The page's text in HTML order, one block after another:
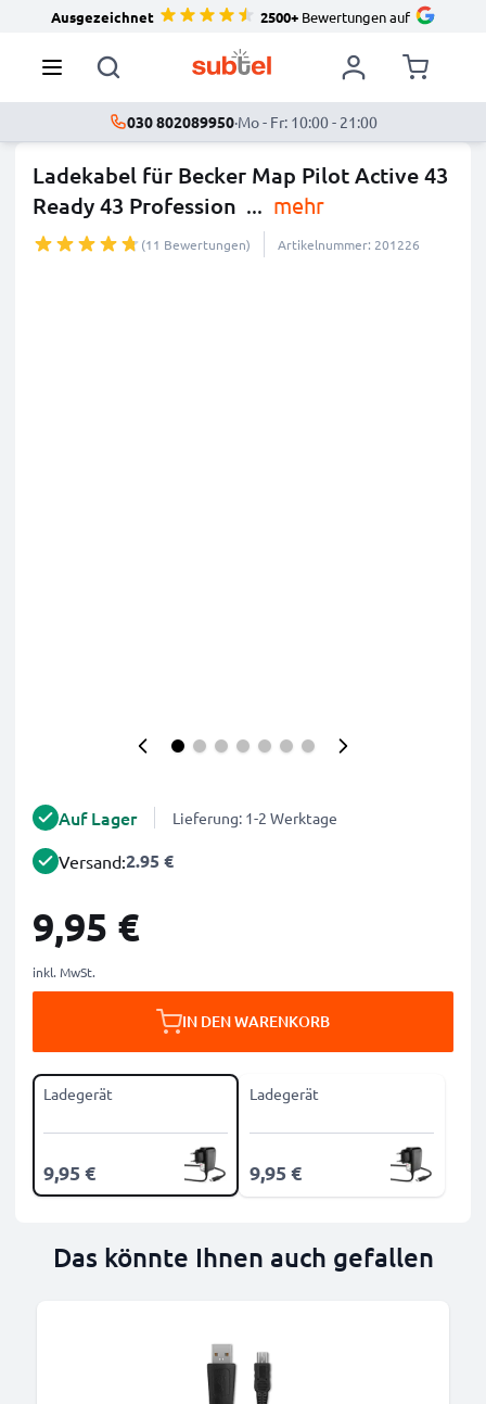
Ausgezeichnet 2500+Bewertungen auf
030 802089950·Mo - Fr: 10:00 - 21:00
Ladekabel für Becker Map Pilot Active 43
Ready 43 Profession ... mehr
(11 Bewertungen) Artikelnummer: 201226
Auf Lager Lieferung: 1-2 Werktage
Versand:2.95 €
9,95 €
inkl. MwSt.
IN DEN WARENKORB
Ladegerät
9,95 €
Ladegerät
9,95 €
Das könnte Ihnen auch gefallen